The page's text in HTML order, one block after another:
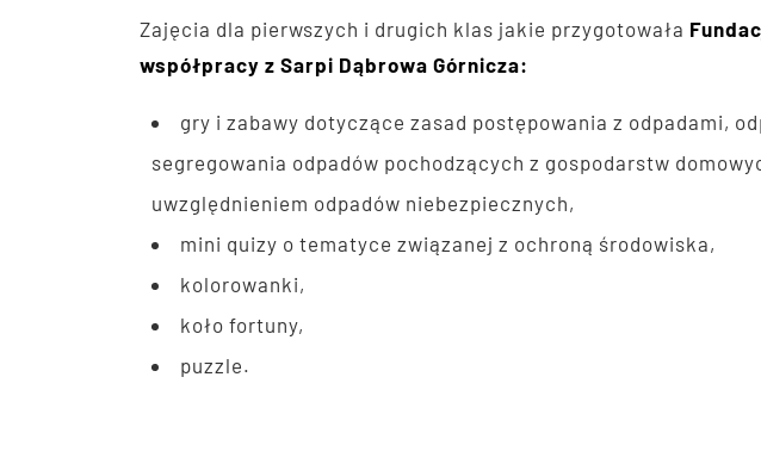
Zajęcia dla pierwszych i drugich klas jakie przygotowała
współpracy z Sarpi Dąbrowa Górnicza:
gry i zabawy dotyczące zasad postępowania z odpadami,
segregowania odpadów pochodzących z gospodarstw
uwzględnieniem odpadów niebezpiecznych,
mini quizy o tematyce związanej z ochroną środowiska,
kolorowanki,
koło fortuny,
puzzle.